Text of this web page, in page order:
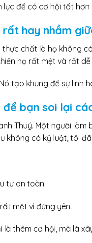
để có cơ hội tốt hơn
hay nhầm
thực chất là họ không
họ rất mệt và rất
tạo khung để sự linh
bạn soi lại
Thuý. Một người
không có kỷ luật, tôi
tư an toàn.
mệt vì đứng yên.
thêm cơ hội, mà là